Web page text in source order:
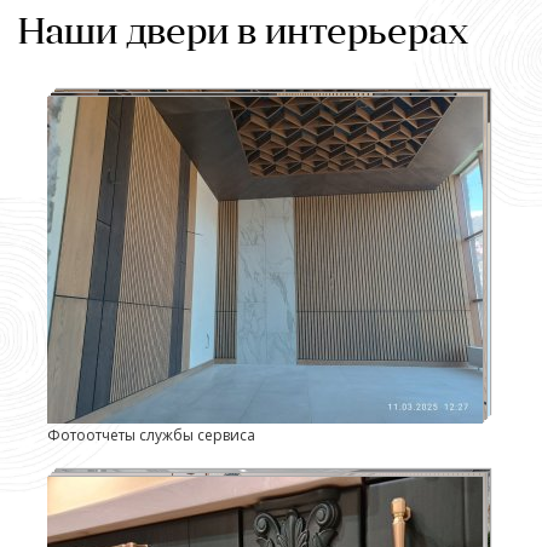
Наши двери в интерьерах
Фотоотчеты службы сервиса